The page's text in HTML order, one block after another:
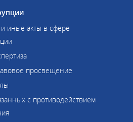
иные акты в сфере
просвещение
с противодействием